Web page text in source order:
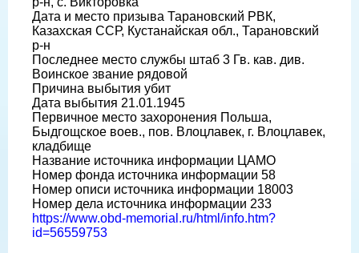
Дата и место призыва Тарановский РВК,
Казахская ССР, Кустанайская обл., Тарановский
р-н
Последнее место службы штаб 3 Гв. кав. див.
Воинское звание рядовой
Причина выбытия убит
Дата выбытия 21.01.1945
Первичное место захоронения Польша,
Быдгощское воев., пов. Влоцлавек, г. Влоцлавек,
кладбище
Название источника информации ЦАМО
Номер фонда источника информации 58
Номер описи источника информации 18003
Номер дела источника информации 233
https://www.obd-memorial.ru/html/info.htm?
id=56559753